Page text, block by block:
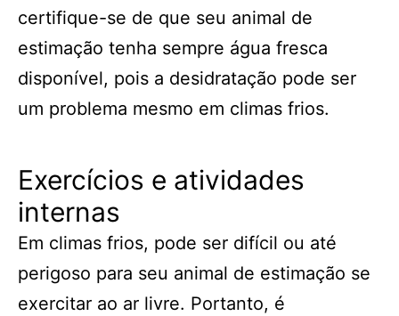
certifique-se de que seu animal de
estimação tenha sempre água fresca
disponível, pois a desidratação pode ser
um problema mesmo em climas frios.
Exercícios e atividades
internas
Em climas frios, pode ser difícil ou até
perigoso para seu animal de estimação se
exercitar ao ar livre. Portanto, é